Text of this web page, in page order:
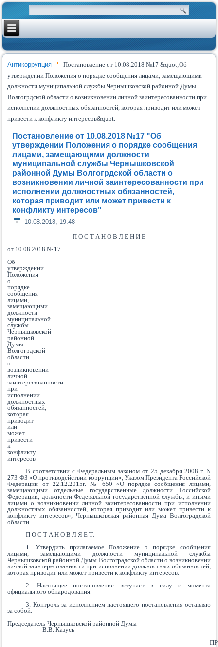
Антикоррупция
Постановление от 10.08.2018 №17 &quot;Об
утверждении Положения о порядке сообщения лицами, замещающими
должности муниципальной службы Чернышковской районной Думы
Волгогрдской области о возникновении личной заинтересованности при
исполнении должностных обязанностей, которая приводит или может
привести к конфликту интересов&quot;
Постановление от 10.08.2018 №17 "Об
утверждении Положения о порядке сообщения
лицами, замещающими должности
муниципальной службы Чернышковской
районной Думы Волгогрдской области о
возникновении личной заинтересованности при
исполнении должностных обязанностей,
которая приводит или может привести к
конфликту интересов"
10.08.2018, 19:48
П О С Т А Н О В Л Е Н И Е
от 10.08.2018 № 17
Об
утверждении
Положения
о
порядке
сообщения
лицами,
замещающими
должности
муниципальной
службы
Чернышковской
районной
Думы
Волгогрдской
области
о
возникновении
личной
заинтересованности
при
исполнении
должностных
обязанностей,
которая
приводит
или
может
привести
к
конфликту
интересов
В соответствии с Федеральным законом от 25 декабря 2008 г. N
273-ФЗ «О противодействии коррупции», Указом Президента Российской
Федерации от 22.12.2015г. № 650 «О порядке сообщения лицами,
замещающими отдельные государственные должности Российской
Федерации, должности Федеральной государственной службы, и иными
лицами о возникновении личной заинтересованности при исполнении
должностных обязанностей, которая приводит или может привести к
конфликту интересов», Чернышковская районная Дума Волгоградской
области
П О С Т А Н О В Л Я Е Т:
1. Утвердить прилагаемое Положение о порядке сообщения
лицами, замещающими должности муниципальной службы
Чернышковской районной Думы Волгоградской области о возникновении
личной заинтересованности при исполнении должностных обязанностей,
которая приводит или может привести к конфликту интересов.
2. Настоящее постановление вступает в силу с момента
официального обнародования.
3. Контроль за исполнением настоящего постановления оставляю
за собой.
Председатель Чернышковской районной Думы
В.В. Казусь